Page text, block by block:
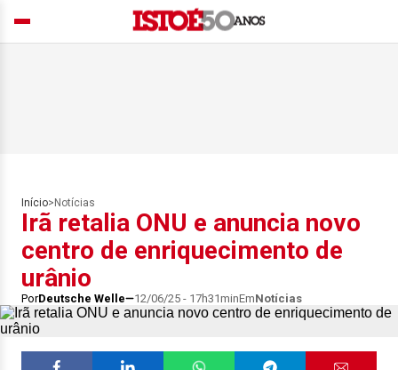
Início> Notícias
Irã retalia ONU e anuncia novo
centro de enriquecimento de
urânio
PorDeutsche Welle 12/06/25 - 17h31minEmNotícias